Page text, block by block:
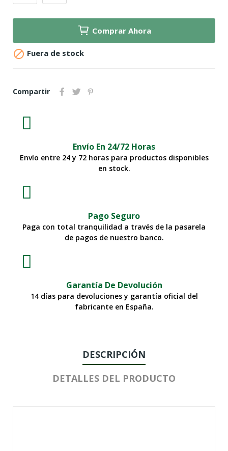
Comprar Ahora
 Fuera de stock
Compartir
Envío En 24/72 Horas
Envío entre 24 y 72 horas para productos disponibles
en stock.
Pago Seguro
Paga con total tranquilidad a través de la pasarela
de pagos de nuestro banco.
Garantía De Devolución
14 días para devoluciones y garantía oficial del
fabricante en España.
DESCRIPCIÓN
DETALLES DEL PRODUCTO